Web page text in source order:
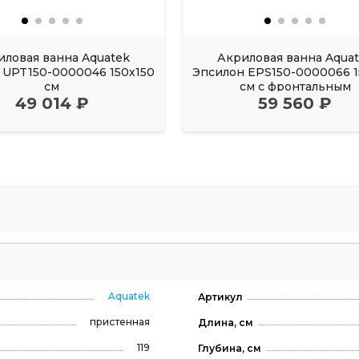
ванна Aquatek
0000046 150х150
см
49 014 ₽
Акриловая ванна
Эпсилон EPS150-0000066
см с фронтальным
59 560 ₽
Aquatek Артикул
пристенная Длина, см
119 Глубина, см